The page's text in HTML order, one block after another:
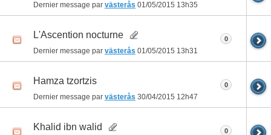
Dernier message par västerås 01/05/2015 13h35
L'Ascention nocturne
Dernier message par västerås 01/05/2015 13h31
0
Hamza tzortzis
Dernier message par västerås 30/04/2015 12h47
0
Khalid ibn walid 0